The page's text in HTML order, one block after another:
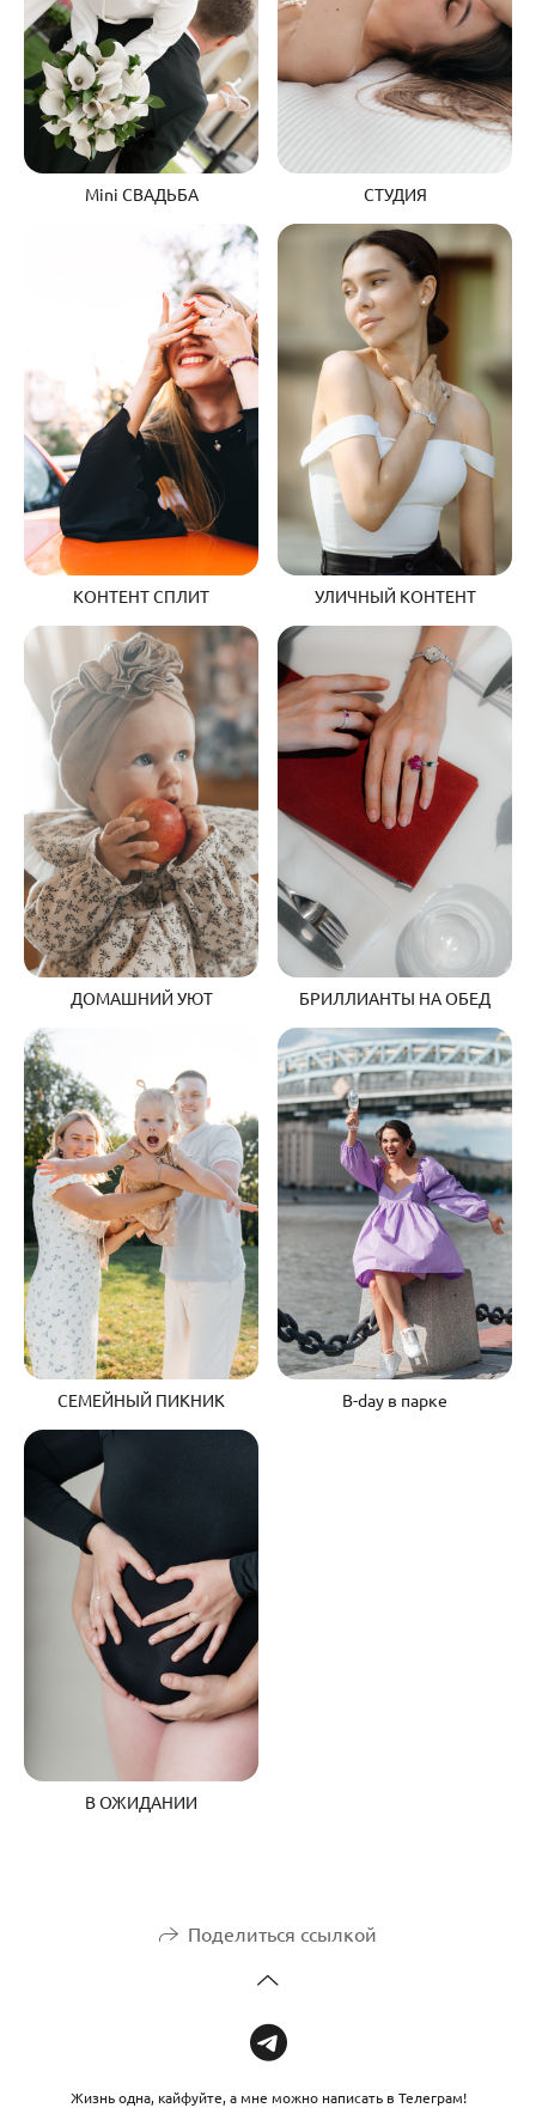
Mini СВАДЬБА СТУДИЯ
КОНТЕНТ СПЛИТ УЛИЧНЫЙ КОНТЕНТ
ДОМАШНИЙ УЮТ БРИЛЛИАНТЫ НА ОБЕД
СЕМЕЙНЫЙ ПИКНИК B-day в парке
В ОЖИДАНИИ
Поделиться ссылкой
Жизнь одна, кайфуйте, а мне можно написать в Телеграм!